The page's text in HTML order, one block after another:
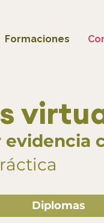
Formaciones
evidencia
Diplomas